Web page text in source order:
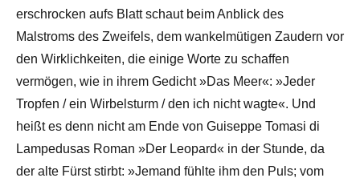
erschrocken aufs Blatt schaut beim Anblick des
Malstroms des Zweifels, dem wankelmütigen Zaudern vor
den Wirklichkeiten, die einige Worte zu schaffen
vermögen, wie in ihrem Gedicht »Das Meer«: »Jeder
Tropfen / ein Wirbelsturm / den ich nicht wagte«. Und
heißt es denn nicht am Ende von Guiseppe Tomasi di
Lampedusas Roman »Der Leopard« in der Stunde, da
der alte Fürst stirbt: »Jemand fühlte ihm den Puls; vom